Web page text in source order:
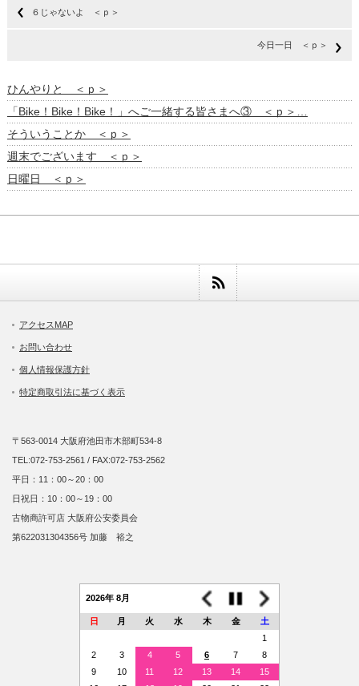
６じゃないよ ＜ｐ＞
今日一日 ＜ｐ＞
ひんやりと ＜ｐ＞
「Bike！Bike！Bike！」へご一緒する皆さまへ③ ＜ｐ＞…
そういうことか ＜ｐ＞
週末でございます ＜ｐ＞
日曜日 ＜ｐ＞
アクセスMAP
お問い合わせ
個人情報保護方針
特定商取引法に基づく表示
〒563-0014 大阪府池田市木部町534-8
TEL:072-753-2561 / FAX:072-753-2562
平日：11：00～20：00
日祝日：10：00～19：00
古物商許可店 大阪府公安委員会
第622031304356号 加藤 裕之
2026年 8月
日 月 火 水 木 金
土
1
2
3 4 5 6 7
8
9
10 11 12 13 14
15